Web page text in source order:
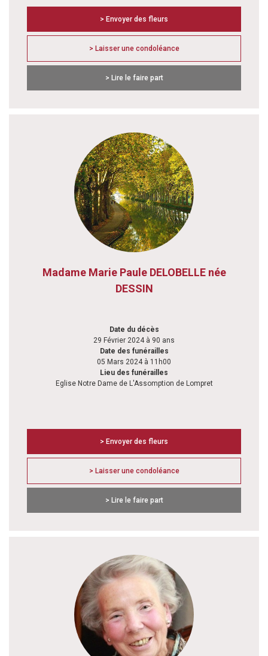
> Envoyer des fleurs
> Laisser une condoléance
> Lire le faire part
Madame Marie Paule DELOBELLE née
DESSIN
Date du décès
29 Février 2024 à 90 ans
Date des funérailles
05 Mars 2024 à 11h00
Lieu des funérailles
Eglise Notre Dame de L'Assomption de Lompret
> Envoyer des fleurs
> Laisser une condoléance
> Lire le faire part